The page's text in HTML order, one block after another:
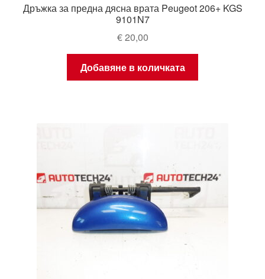
Дръжка за предна дясна врата Peugeot 206+ KGS
9101N7
€20,00
Добавяне в количката